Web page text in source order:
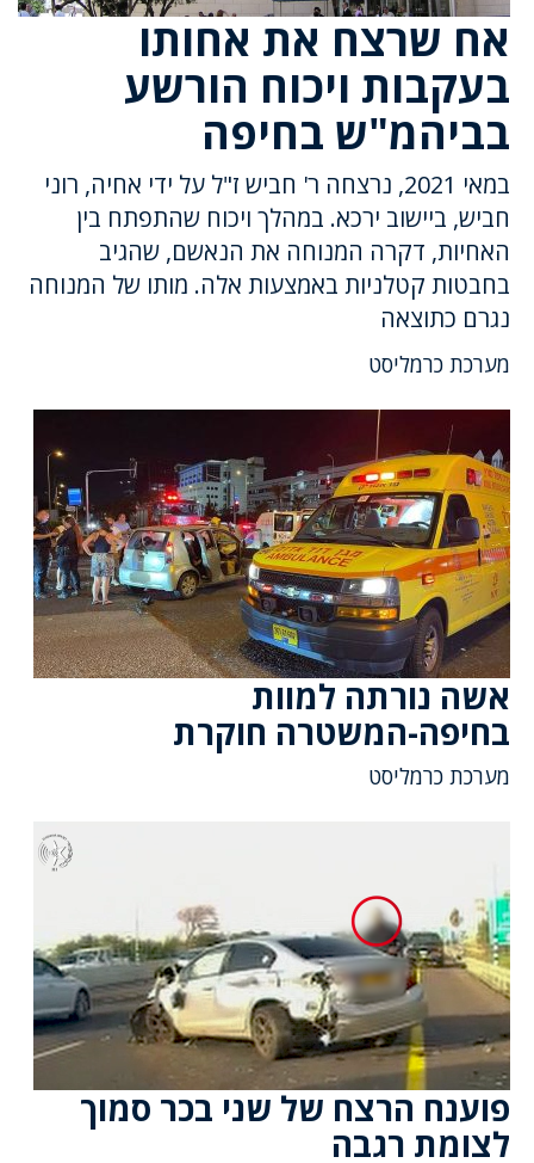
אח שרצח את אחותו
בעקבות ויכוח הורשע
בביהמ"ש בחיפה
במאי 2021, נרצחה ר' חביש ז"ל על ידי אחיה, רוני
חביש, ביישוב ירכא. במהלך ויכוח שהתפתח בין
האחיות, דקרה המנוחה את הנאשם, שהגיב
בחבטות קטלניות באמצעות אלה. מותו של המנוחה
נגרם כתוצאה
מערכת כרמליסט
אשה נורתה למוות
בחיפה-המשטרה חוקרת
מערכת כרמליסט
פוענח הרצח של שני בכר סמוך
לצומת רגבה